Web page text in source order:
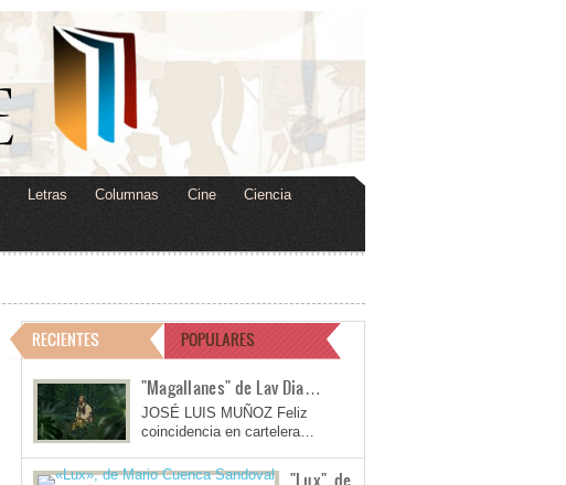
Letras Columnas Cine Ciencia
RECIENTES POPULARES
"Magallanes" de Lav Dia…
JOSÉ LUIS MUÑOZ Feliz
coincidencia en cartelera…
"Lux", de